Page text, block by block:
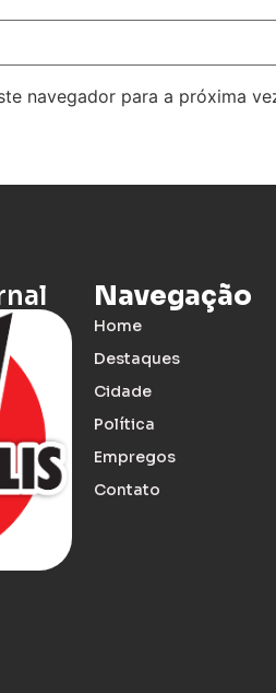
navegador para a próxima
Navegação
Home
Destaques
Cidade
Política
Empregos
Contato